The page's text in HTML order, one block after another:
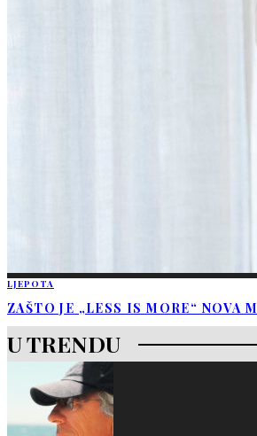
LJEPOTA
ZAŠTO JE „LESS IS MORE“ NOVA
U TRENDU